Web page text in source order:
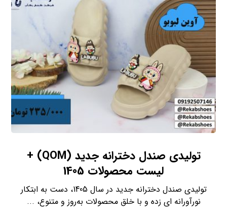
تولیدی صندل دخترانه جدید (QOM) +
لیست محصولات 1405
تولیدی صندل دخترانه جدید در سال 1405، دست به ابتکار
نورآورانه ای زده و با خلق محصولات به‌روز و متنوع، ...